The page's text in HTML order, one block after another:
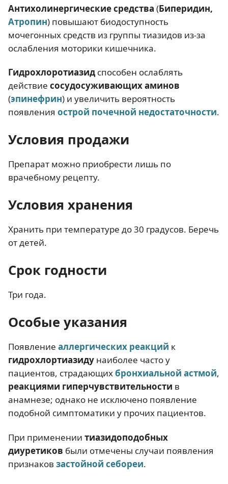
Антихолинергические средства (Биперидин,
Атропин) повышают биодоступность
мочегонных средств из группы тиазидов из-за
ослабления моторики кишечника.
Гидрохлоротиазид способен ослаблять
действие сосудосуживающих аминов
(эпинефрин) и увеличить вероятность
появления острой почечной недостаточности.
Условия продажи
Препарат можно приобрести лишь по
врачебному рецепту.
Условия хранения
Хранить при температуре до 30 градусов. Беречь
от детей.
Срок годности
Три года.
Особые указания
Появление аллергических реакций к
гидрохлортиазиду наиболее часто у
пациентов, страдающихбронхиальной астмой,
реакциями гиперчувствительности в
анамнезе; однако не исключено появление
подобной симптоматики у прочих пациентов.
При применении тиазидоподобных
диуретиков были отмечены случаи появления
признаков застойной себореи.